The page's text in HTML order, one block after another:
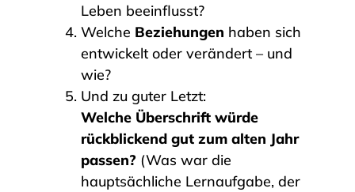
Leben beeinflusst?
Welche Beziehungen haben sich
entwickelt oder verändert – und
wie?
Und zu guter Letzt:
Welche Überschrift würde
rückblickend gut zum alten Jahr
passen? (Was war die
hauptsächliche Lernaufgabe, der